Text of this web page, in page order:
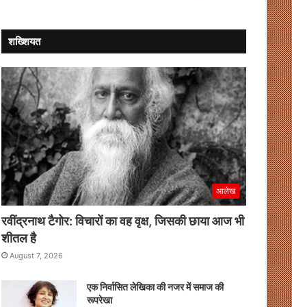
आयोजन
शख्शियत
आलेख
रवींद्रनाथ टैगोर: विचारों का वह वृक्ष, जिसकी छाया आज भी
शीतल है
August 7, 2026
एक निर्वासित लेखिका की नजर में समाज की
रूपरेखा